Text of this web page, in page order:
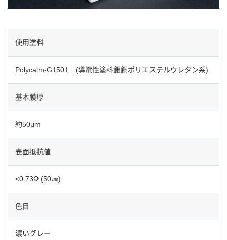
使用塗料
Polycalm-G1501 (導電性塗料銀銅ポリエステルウレタン系)
基本膜厚
約50μm
表面抵抗値
<0.73Ω (50㎛)
色目
濃いグレー